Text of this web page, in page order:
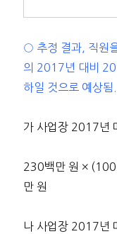
○ 추정 결과, 직원을
의 2017년 대비
하일 것으로 예상됨.
가 사업장 2017년
230백만 원 ×
만 원
나 사업장 2017년